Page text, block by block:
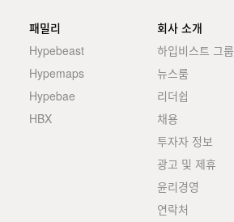
패밀리
Hypebeast
Hypemaps
Hypebae
HBX
회사 소개
하입비스트 그룹
뉴스룸
리더쉽
채용
투자자 정보
광고 및 제휴
윤리경영
연락처